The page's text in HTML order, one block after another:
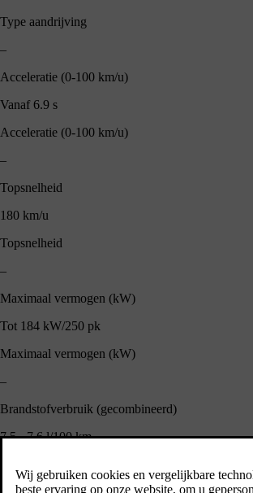
Type aandrijving
–
Acceleratie (0-100 km/u)
Vanaf 6.9 s
Acceleratie (0-100 km/u)
–
Topsnelheid
180 km/u
Topsnelheid
–
Maximaal vermogen (kW)
Tot 184 kW/250 pk
Maximaal vermogen (kW)
–
Brandstofverbruik (gecombineerd)
7.5 - 7.6 l/100 km